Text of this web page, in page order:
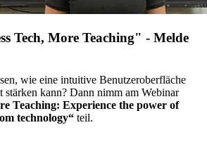
Tech, More Teaching" - Melde
wie eine intuitive Benutzeroberfläche
stärken kann? Dann nimm am Webinar
Teaching: Experience the power of
technology“ teil.